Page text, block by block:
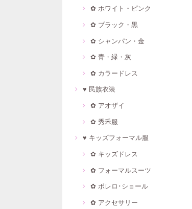
✿ ホワイト・ピンク
✿ ブラック・黒
✿ シャンパン・金
✿ 青・緑・灰
✿ カラードレス
♥ 民族衣装
✿ アオザイ
✿ 秀禾服
♥ キッズフォーマル服
✿ キッズドレス
✿ フォーマルスーツ
✿ ボレロ･ショール
✿ アクセサリー